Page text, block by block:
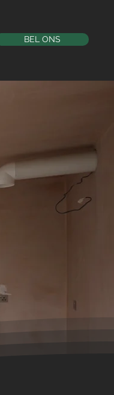
BEL ONS